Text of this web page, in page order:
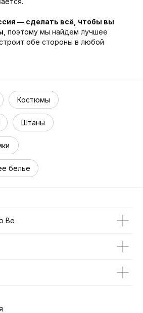
— сделать всё, чтобы вы
, поэтому мы найдем лучшее
обе стороны в любой
Штаны
Костюмы
белье
Be